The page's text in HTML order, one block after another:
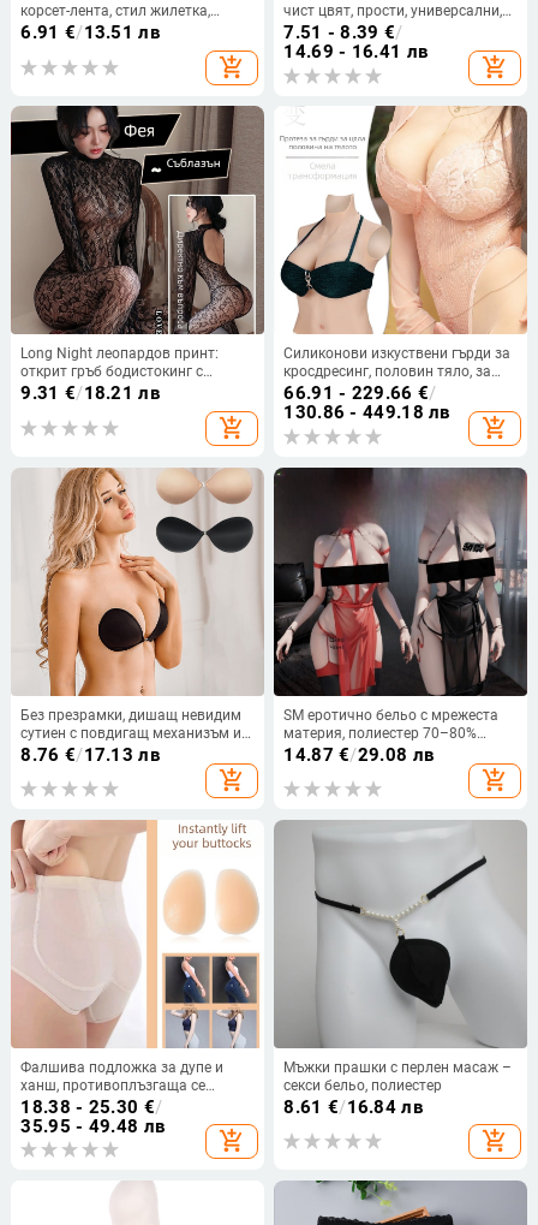
корсет-лента, стил жилетка,
чашка 3/4, тънък формован
6.91 €/13.51 лв
add_shopping_cart
чист цвят, прости, универсални,
тениски, секси, едноредни, с ниска
талия, секси мини бельо
7.51 - 8.39 €/
14.69 - 16.41 лв
add_shopping_cart
Long Night леопардов принт:
открит гръб бодистокинг с
чорапи и мрежест дизайн –
9.31 €/18.21 лв
add_shopping_cart
Силиконови изкуствени гърди за
кросдресинг, половин тяло, за
мъже в женски образ, cosplay
гърди и подплънки за бюст
66.91 - 229.66 €/
130.86 - 449.18 лв
add_shopping_cart
Без презрамки, дишащ невидим
сутиен с повдигащ механизъм и
сватбена рокля, силиконов
сутиен, неплъзгащ се пластир за
гърди, пластир за гърди
8.76 €/17.13 лв
add_shopping_cart
SM еротично бельо с мрежеста
материя, полиестер 70–80%
съдържание, униформен стил, за
14.87 €/29.08 лв
add_shopping_cart
Фалшива подложка за дупе и
ханш, противоплъзгаща се
подложка за ски, бутна
силиконова подложка, сваляща
се силиконова подложка,
панталони за повдигане на
18.38 - 25.30 €/
35.95 - 49.48 лв
add_shopping_cart
Мъжки прашки с перлен масаж –
секси бельо, полиестер
8.61 €/16.84 лв
add_shopping_cart